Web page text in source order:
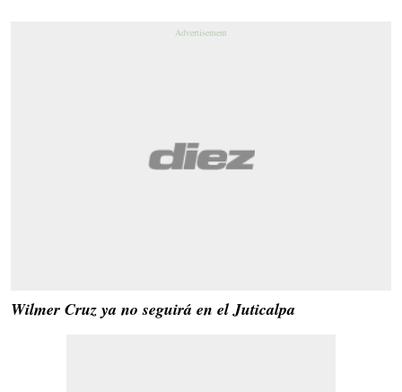
Wilmer Cruz ya no seguirá en el Juticalpa